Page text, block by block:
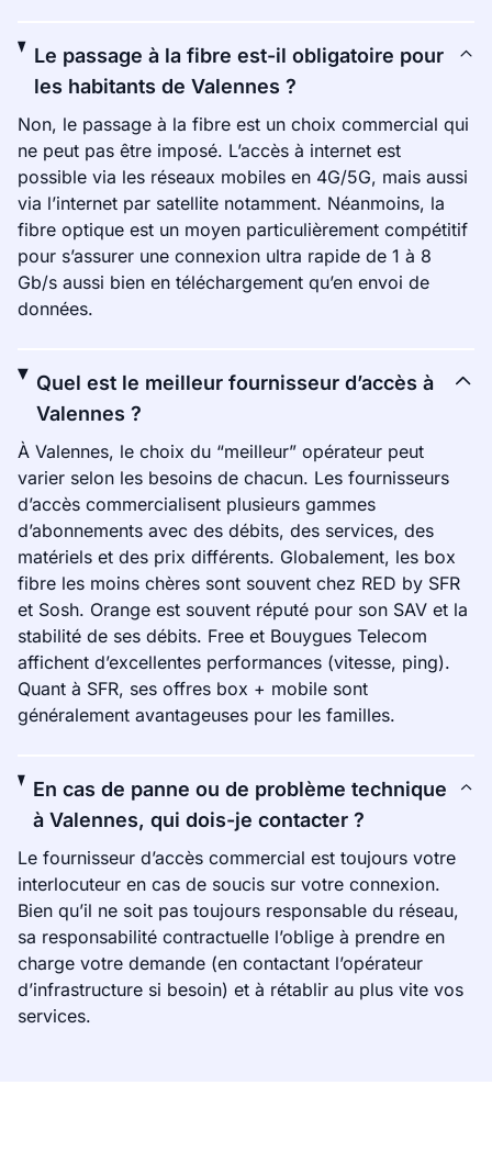
Le passage à la fibre est-il obligatoire pour
les habitants de Valennes ?
Non, le passage à la fibre est un choix commercial qui
ne peut pas être imposé. L’accès à internet est
possible via les réseaux mobiles en 4G/5G, mais aussi
via l’internet par satellite notamment. Néanmoins, la
fibre optique est un moyen particulièrement compétitif
pour s’assurer une connexion ultra rapide de 1 à 8
Gb/s aussi bien en téléchargement qu’en envoi de
données.
Quel est le meilleur fournisseur d’accès à
Valennes ?
À Valennes, le choix du “meilleur” opérateur peut
varier selon les besoins de chacun. Les fournisseurs
d’accès commercialisent plusieurs gammes
d’abonnements avec des débits, des services, des
matériels et des prix différents. Globalement, les box
fibre les moins chères sont souvent chez RED by SFR
et Sosh. Orange est souvent réputé pour son SAV et la
stabilité de ses débits. Free et Bouygues Telecom
affichent d’excellentes performances (vitesse, ping).
Quant à SFR, ses offres box + mobile sont
généralement avantageuses pour les familles.
En cas de panne ou de problème technique
à Valennes, qui dois-je contacter ?
Le fournisseur d’accès commercial est toujours votre
interlocuteur en cas de soucis sur votre connexion.
Bien qu’il ne soit pas toujours responsable du réseau,
sa responsabilité contractuelle l’oblige à prendre en
charge votre demande (en contactant l’opérateur
d’infrastructure si besoin) et à rétablir au plus vite vos
services.